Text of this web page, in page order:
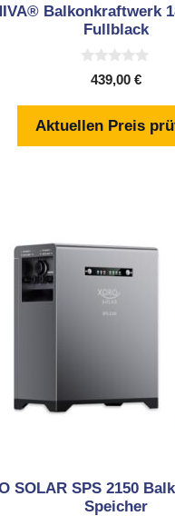
Balkonkraftwerk
Fullblack
5
439,00 €
Aktuellen Preis
SOLAR SPS 2150
Speicher